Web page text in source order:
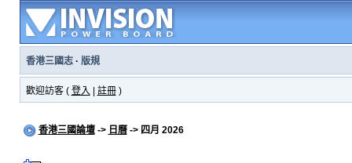
香港三國志· 版規
歡迎訪客 ( 登入 註冊)
香港三國論壇-> 日曆-> 四月 2026